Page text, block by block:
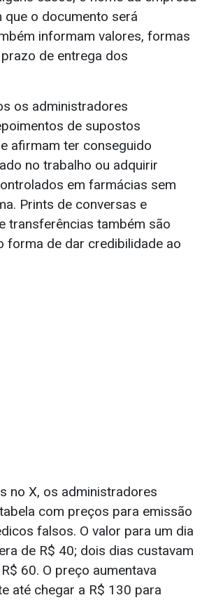
que o documento será
informam valores, formas
de entrega dos
os administradores
de supostos
afirmam ter conseguido
no trabalho ou adquirir
em farmácias sem
Prints de conversas e
transferências também são
forma de dar credibilidade ao
no X, os administradores
com preços para emissão
falsos. O valor para um dia
de R$ 40; dois dias custavam
60. O preço aumentava
até chegar a R$ 130 para